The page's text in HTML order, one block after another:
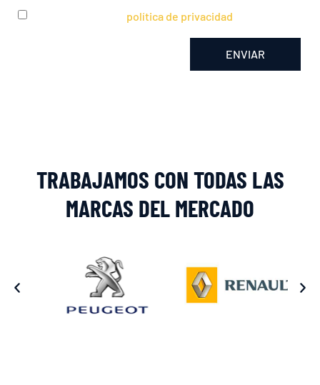
política de privacidad
ENVIAR
TRABAJAMOS CON TODAS LAS
MARCAS DEL MERCADO